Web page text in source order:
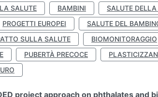
SALUTE
BAMBINI SALUTE
PROGETTI EUROPEI SALUTE DEL
SULLA SALUTE
BIOMONITORAGGIO
PUBERTÀ PRECOCE
project approach on phthalates